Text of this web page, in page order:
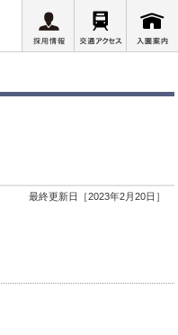
最終更新日［2023年2月20日］